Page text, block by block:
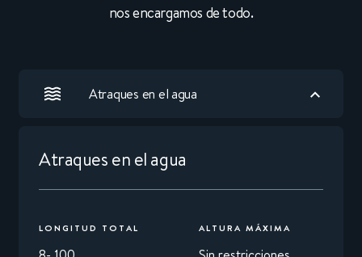
nos encargamos de todo.
Atraques en el agua
Atraques en el agua
LONGITUD TOTAL ALTURA MÁXIMA